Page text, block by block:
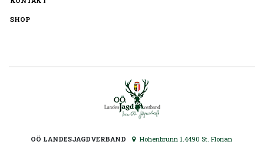
SHOP
OÖ LANDESJAGDVERBAND Hohenbrunn 1.4490 St. Florian